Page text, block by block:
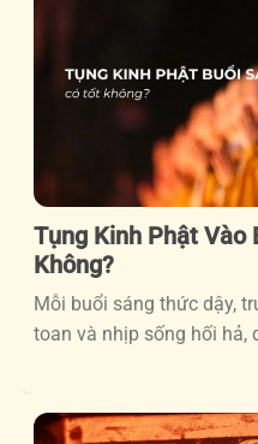
Tụng Kinh Phật Vào
Không?
Mỗi buổi sáng thức dậy,
toan và nhịp sống hối hả,